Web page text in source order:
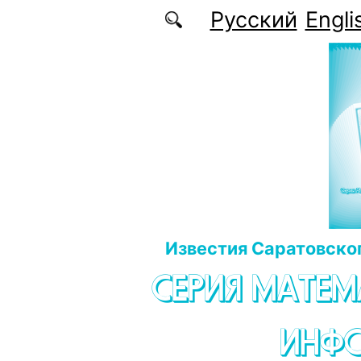
Перейти к основному содержаниюРусский
Известия
СЕРИЯ